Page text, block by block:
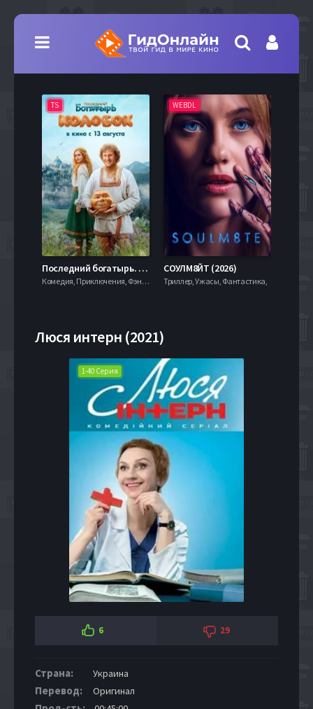
TS
Последний богатырь. Колобок (2026)
Комедия, Приключения, Фэнтези,
WEBDL
СОУЛМ8ЙТ (2026)
Триллер, Ужасы, Фантастика,
Люся интерн (2021)
1-40 Серия
6 29
Страна: Украина
Перевод: Оригинал